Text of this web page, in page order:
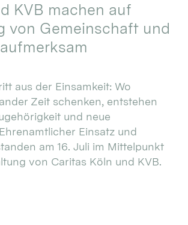
KVB machen auf
von Gemeinschaft und
aus der Einsamkeit: Wo
Zeit schenken, entstehen
und neue
Einsatz und
am 16. Juli im Mittelpunkt
von Caritas Köln und KVB.